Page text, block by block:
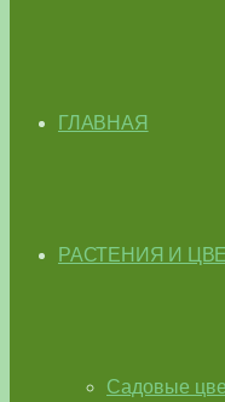
ГЛАВНАЯ
РАСТЕНИЯ И
Садовые